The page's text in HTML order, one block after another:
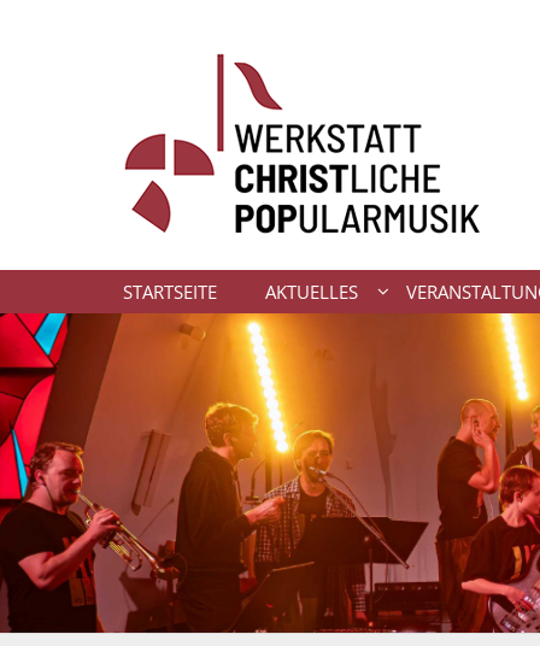
STARTSEITE AKTUELLES